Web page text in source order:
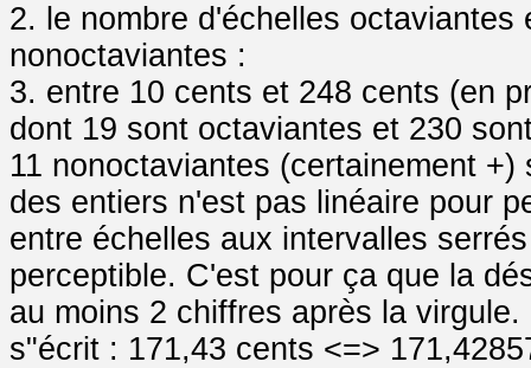
2. le nombre d'échelles
nonoctaviantes :
3. entre 10 cents et 248 cents (en
dont 19 sont octaviantes et 230
11 nonoctaviantes (certainement
des entiers n'est pas linéaire pour
entre échelles aux intervalles
perceptible. C'est pour ça que la
au moins 2 chiffres après la
s"écrit : 171,43 cents <=>